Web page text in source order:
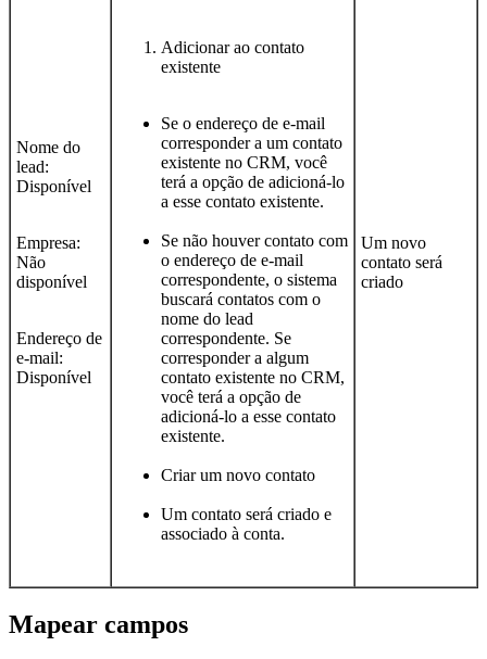
Nome do
lead:
Disponível
Empresa:
Não
disponível
Endereço de
e-mail:
Disponível
Adicionar ao contato
existente
Se o endereço de e-mail
corresponder a um contato
existente no CRM, você
terá a opção de adicioná-lo
a esse contato existente.
Se não houver contato com
o endereço de e-mail
correspondente, o sistema
buscará contatos com o
nome do lead
correspondente. Se
corresponder a algum
contato existente no CRM,
você terá a opção de
adicioná-lo a esse contato
existente.
Criar um novo contato
Um contato será criado e
associado à conta.
Um novo
contato será
criado
Mapear campos